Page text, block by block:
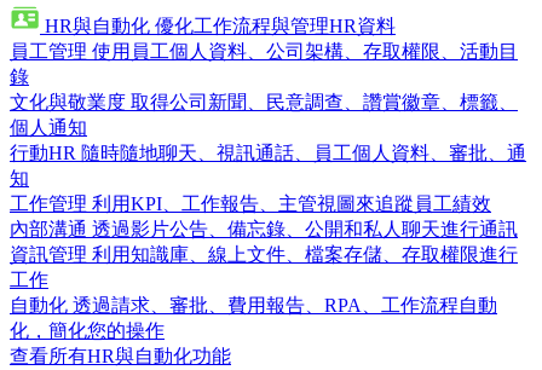
HR與自動化 優化工作流程與管理HR資料
員工管理 使用員工個人資料、公司架構、存取權限、活動目
錄
文化與敬業度 取得公司新聞、民意調查、讚賞徽章、標籤、
個人通知
行動HR 隨時隨地聊天、視訊通話、員工個人資料、審批、通
知
工作管理 利用KPI、工作報告、主管視圖來追蹤員工績效
內部溝通 透過影片公告、備忘錄、公開和私人聊天進行通訊
資訊管理 利用知識庫、線上文件、檔案存儲、存取權限進行
工作
自動化 透過請求、審批、費用報告、RPA、工作流程自動
化，簡化您的操作
查看所有HR與自動化功能